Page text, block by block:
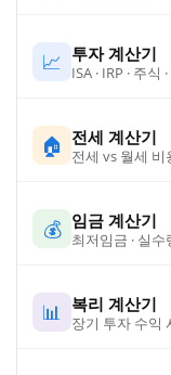
📈 투자 계산기
ISA · IRP · 주식
🏠 전세 계산기
전세 vs 월세 비
💰 임금 계산기
최저임금 · 실수
📊 복리 계산기
장기 투자 수익